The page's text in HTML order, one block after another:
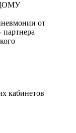
от
кабинетов